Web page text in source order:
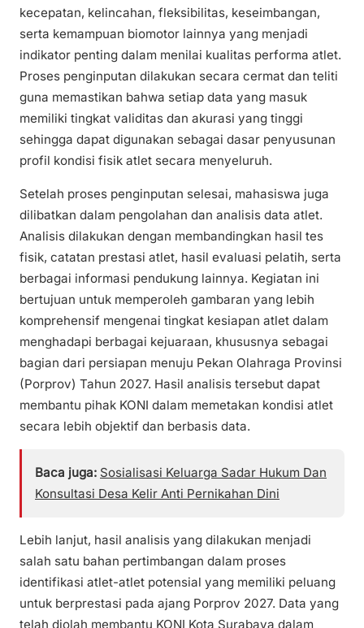
kecepatan, kelincahan, fleksibilitas, keseimbangan,
serta kemampuan biomotor lainnya yang menjadi
indikator penting dalam menilai kualitas performa atlet.
Proses penginputan dilakukan secara cermat dan teliti
guna memastikan bahwa setiap data yang masuk
memiliki tingkat validitas dan akurasi yang tinggi
sehingga dapat digunakan sebagai dasar penyusunan
profil kondisi fisik atlet secara menyeluruh.
Setelah proses penginputan selesai, mahasiswa juga
dilibatkan dalam pengolahan dan analisis data atlet.
Analisis dilakukan dengan membandingkan hasil tes
fisik, catatan prestasi atlet, hasil evaluasi pelatih, serta
berbagai informasi pendukung lainnya. Kegiatan ini
bertujuan untuk memperoleh gambaran yang lebih
komprehensif mengenai tingkat kesiapan atlet dalam
menghadapi berbagai kejuaraan, khususnya sebagai
bagian dari persiapan menuju Pekan Olahraga Provinsi
(Porprov) Tahun 2027. Hasil analisis tersebut dapat
membantu pihak KONI dalam memetakan kondisi atlet
secara lebih objektif dan berbasis data.
Baca juga: Sosialisasi Keluarga Sadar Hukum Dan
Konsultasi Desa Kelir Anti Pernikahan Dini
Lebih lanjut, hasil analisis yang dilakukan menjadi
salah satu bahan pertimbangan dalam proses
identifikasi atlet-atlet potensial yang memiliki peluang
untuk berprestasi pada ajang Porprov 2027. Data yang
telah diolah membantu KONI Kota Surabaya dalam